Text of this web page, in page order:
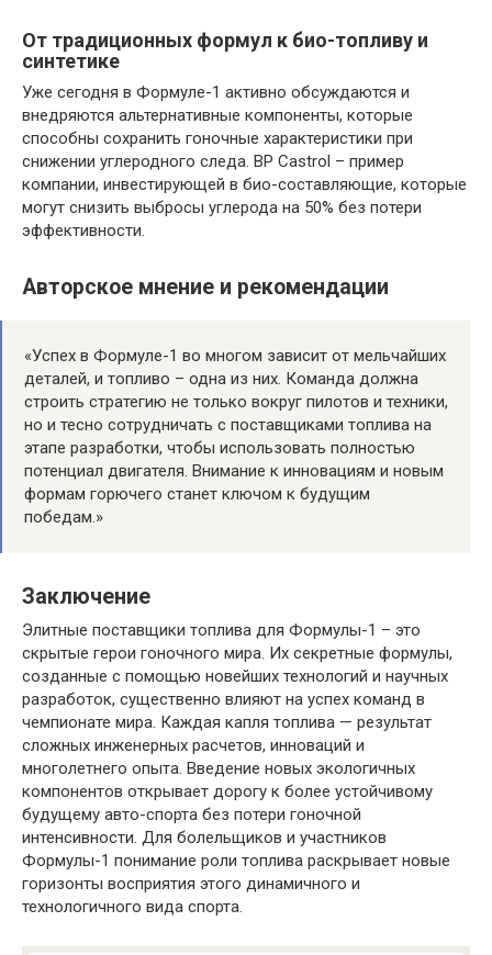
От традиционных формул к био-топливу и
синтетике
Уже сегодня в Формуле-1 активно обсуждаются и
внедряются альтернативные компоненты, которые
способны сохранить гоночные характеристики при
снижении углеродного следа. BP Castrol – пример
компании, инвестирующей в био-составляющие, которые
могут снизить выбросы углерода на 50% без потери
эффективности.
Авторское мнение и рекомендации
«Успех в Формуле-1 во многом зависит от мельчайших
деталей, и топливо – одна из них. Команда должна
строить стратегию не только вокруг пилотов и техники,
но и тесно сотрудничать с поставщиками топлива на
этапе разработки, чтобы использовать полностью
потенциал двигателя. Внимание к инновациям и новым
формам горючего станет ключом к будущим
победам.»
Заключение
Элитные поставщики топлива для Формулы-1 – это
скрытые герои гоночного мира. Их секретные формулы,
созданные с помощью новейших технологий и научных
разработок, существенно влияют на успех команд в
чемпионате мира. Каждая капля топлива — результат
сложных инженерных расчетов, инноваций и
многолетнего опыта. Введение новых экологичных
компонентов открывает дорогу к более устойчивому
будущему авто-спорта без потери гоночной
интенсивности. Для болельщиков и участников
Формулы-1 понимание роли топлива раскрывает новые
горизонты восприятия этого динамичного и
технологичного вида спорта.